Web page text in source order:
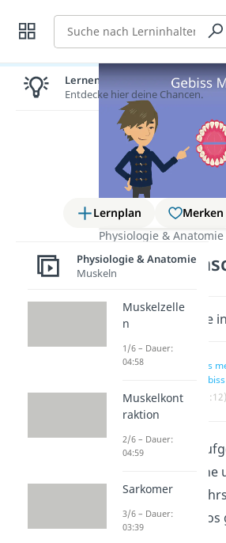
Suche
Lernplan Merken
Physiologie & Anatomie
Gebiss
Wichtige Inhalte
Das
erklärt
(00:12)
Wie dein
warum deine
geformt sind,
unseremVideo.
Lernen lohnt sich!
Entdecke hier deine Chancen.
Physiologie & Anatomie
Muskeln
Muskelzelle
n
1/6 – Dauer:
04:58
Muskelkont
raktion
2/6 – Dauer:
04:59
Sarkomer
3/6 – Dauer:
03:39